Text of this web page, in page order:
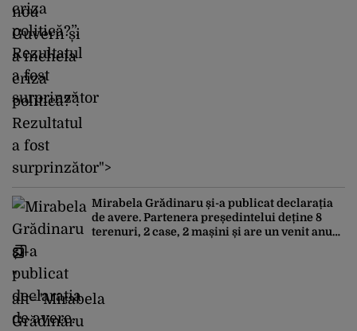
nou
Guvern și
a încheia
criza
politică?”.
Rezultatul
a fost
surprinzător">
"
alt="Mirabela
Grădinaru
Mirabela Grădinaru și-a publicat declarația
de avere. Partenera președintelui deține 8
terenuri, 2 case, 2 mașini și are un venit anual